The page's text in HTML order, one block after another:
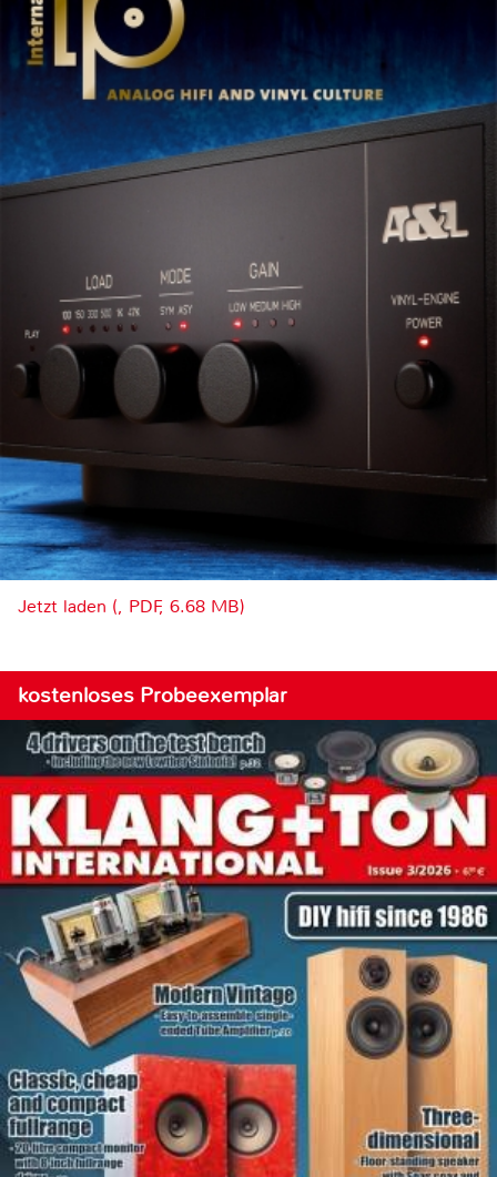
Jetzt laden (, PDF, 6.68 MB)
kostenloses Probeexemplar